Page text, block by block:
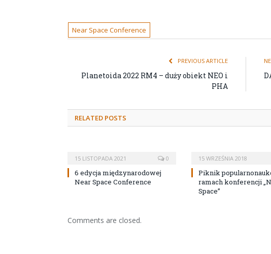
Near Space Conference
PREVIOUS ARTICLE
Planetoida 2022 RM4 – duży obiekt NEO i
PHA
RELATED POSTS
15 LISTOPADA 2021 0
6 edycja międzynarodowej
Near Space Conference
15 WRZEŚNIA 2018
Piknik
ramach konferencji
Space”
Comments are closed.